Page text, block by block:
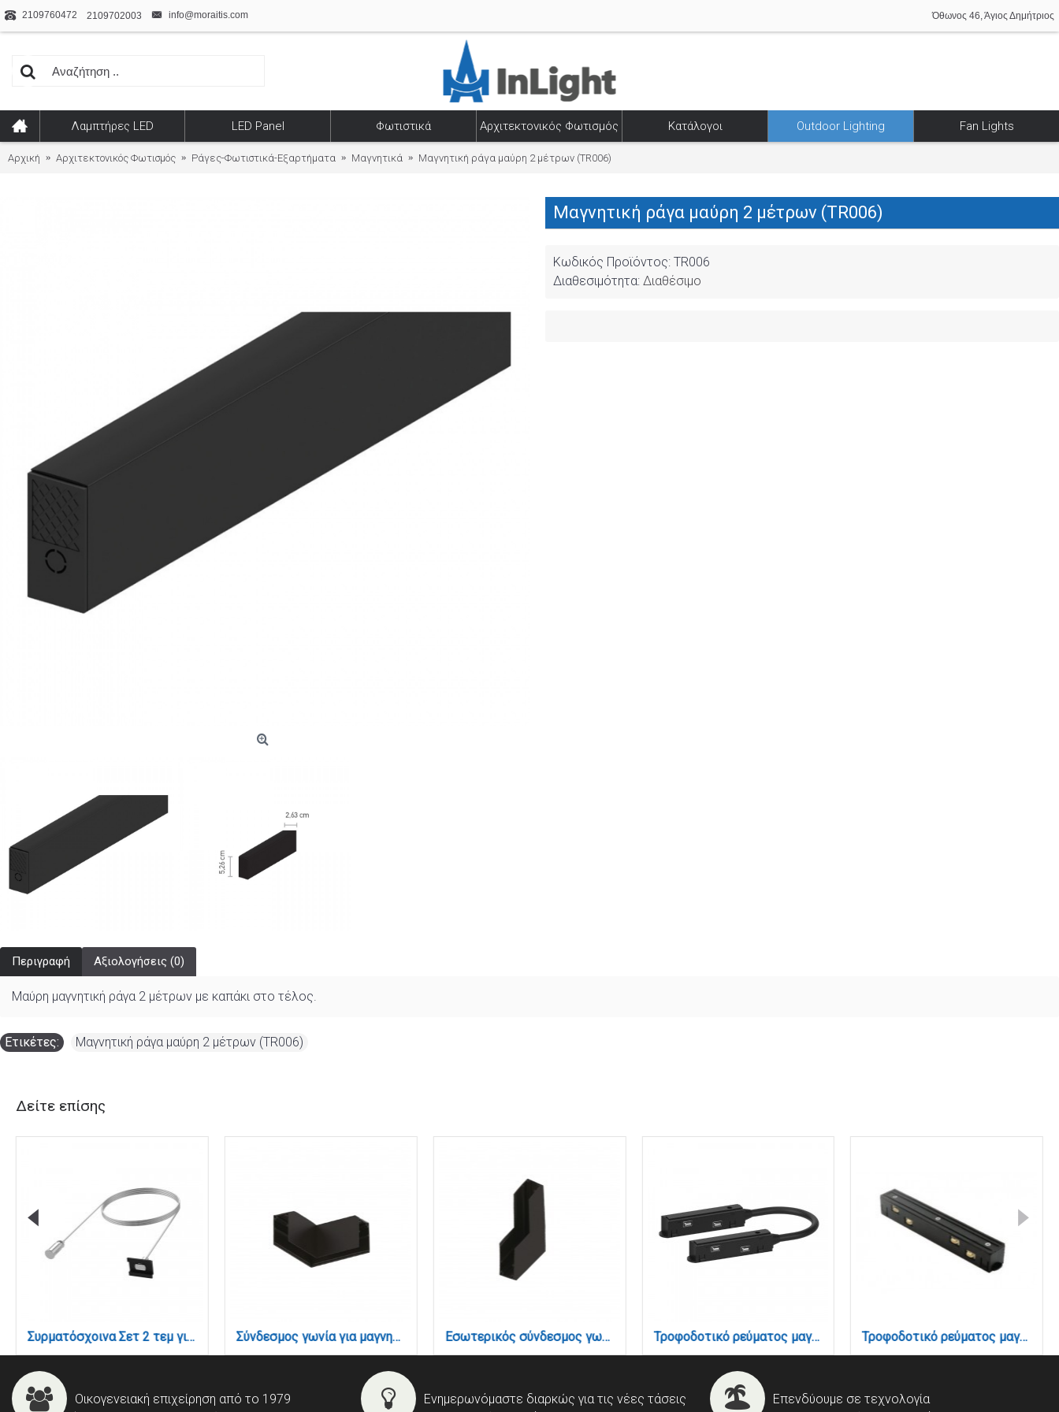
2109760472 2109702003 info@moraitis.com Όθωνος 46, Άγιος Δημήτριος
Λαμπτήρες LED LED Panel Φωτιστικά Αρχιτεκτονικός Φωτισμός Κατάλογοι Outdoor Lighting Fan Lights
Αρχική Αρχιτεκτονικός Φωτισμός Ράγες-Φωτιστικά-Εξαρτήματα Μαγνητικά Μαγνητική ράγα μαύρη 2 μέτρων (TR006)
Μαγνητική ράγα μαύρη 2 μέτρων (TR006)
Κωδικός Προϊόντος: TR006
Διαθεσιμότητα: Διαθέσιμο
Περιγραφή Αξιολογήσεις (0)
Μαύρη μαγνητική ράγα 2 μέτρων με καπάκι στο τέλος.
Ετικέτες: Μαγνητική ράγα μαύρη 2 μέτρων (TR006)
Δείτε επίσης
Συρματόσχοινα Σετ 2 τεμ για μαγνητική ράγα (TC021) Σύνδεσμος γωνία για μαγνητική ράγα σε μαύρη απόχρωση (TC019) Εσωτερικός σύνδεσμος γωνία για μαγνητική ράγα σε μαύρη απόχρωση (TC020) Τροφοδοτικό ρεύματος μαγνητικής ράγας σε μαύρη απόχρωση (TC017) Τροφοδοτικό ρεύματος μαγνητικής ράγας σε μαύρη απόχρωση (TC018)
Οικογενειακή επιχείρηση από το 1979
Ενημερωνόμαστε διαρκώς για τις νέες τάσεις
Επενδύουμε σε τεχνολογία